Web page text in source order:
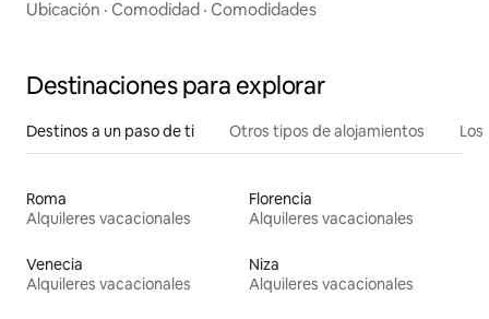
Ubicación · Comodidad · Comodidades
Destinaciones para explorar
Destinos a un paso de ti Otros tipos de alojamientos
Roma
Alquileres vacacionales
Florencia
Alquileres vacacionales
Venecia
Alquileres vacacionales
Niza
Alquileres vacacionales